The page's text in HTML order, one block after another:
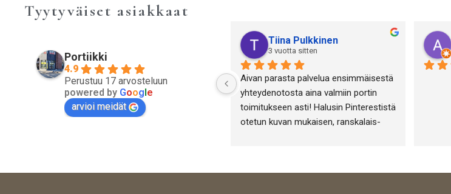
Tyytyväiset asiakkaat
Portiikki
4.9
Perustuu 17 arvosteluun
powered by Google
arvioi meidät
Tiina Pulkkinen
3 vuotta sitten
Aivan parasta palvelua ensimmäisestä
yhteydenotosta aina valmiin portin
toimitukseen asti! Halusin Pinterestistä
otetun kuvan mukaisen, ranskalais-